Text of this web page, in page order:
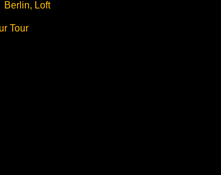
Berlin, Loft
Tour